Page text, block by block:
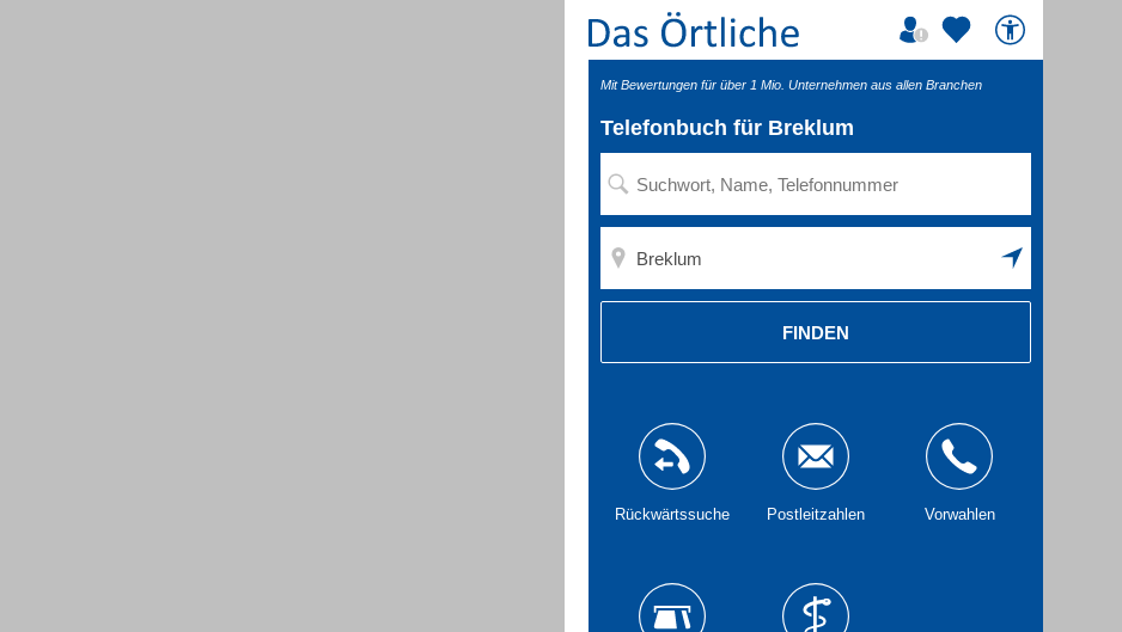
Mit Bewertungen für über 1 Mio. Unternehmen aus allen Branchen
Telefonbuch für Breklum
FINDEN
Rückwärtssuche Postleitzahlen Vorwahlen